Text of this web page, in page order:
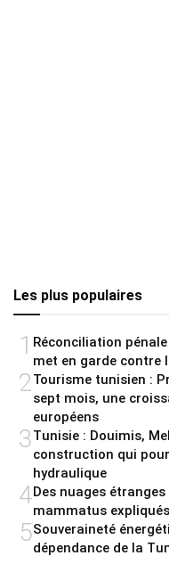
Les plus populaires
1 Réconciliation
met en garde contre
2Tourisme tunisien :
sept mois, une
européens
3Tunisie : Douimis,
construction qui
hydraulique
4Des nuages
mammatus
5Souveraineté
dépendance de la